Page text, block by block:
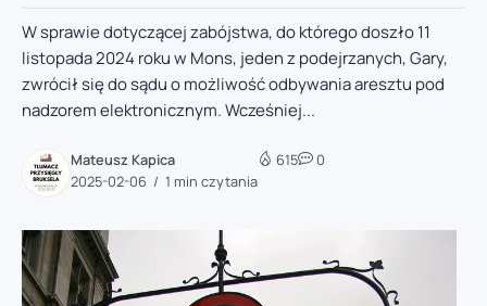
W sprawie dotyczącej zabójstwa, do którego doszło 11
listopada 2024 roku w Mons, jeden z podejrzanych, Gary,
zwrócił się do sądu o możliwość odbywania aresztu pod
nadzorem elektronicznym. Wcześniej...
Mateusz Kapica
2025-02-06
1 min czytania
615 0